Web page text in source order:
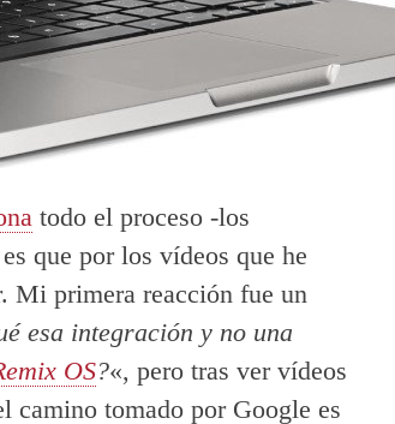
todo el proceso -los
que por los vídeos que he
Mi primera reacción fue un
esa integración y no una
OS?«, pero tras ver vídeos
camino tomado por Google es